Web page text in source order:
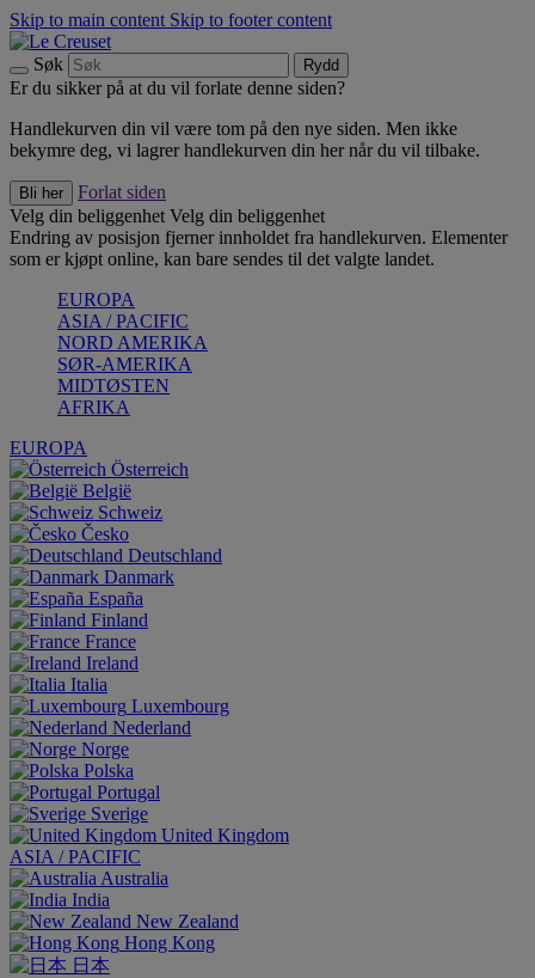
Skip to main content Skip to footer content
Søk Rydd
Er du sikker på at du vil forlate denne siden?
Handlekurven din vil være tom på den nye siden. Men ikke
bekymre deg, vi lagrer handlekurven din her når du vil tilbake.
Bli her
Forlat siden
Velg din beliggenhet Velg din beliggenhet
Endring av posisjon fjerner innholdet fra handlekurven. Elementer
som er kjøpt online, kan bare sendes til det valgte landet.
EUROPA
ASIA / PACIFIC
NORD AMERIKA
SØR-AMERIKA
MIDTØSTEN
AFRIKA
EUROPA
Österreich
België
Schweiz
Česko
Deutschland
Danmark
España
Finland
France
Ireland
Italia
Luxembourg
Nederland
Norge
Polska
Portugal
Sverige
United Kingdom
ASIA / PACIFIC
Australia
India
New Zealand
Hong Kong
日本